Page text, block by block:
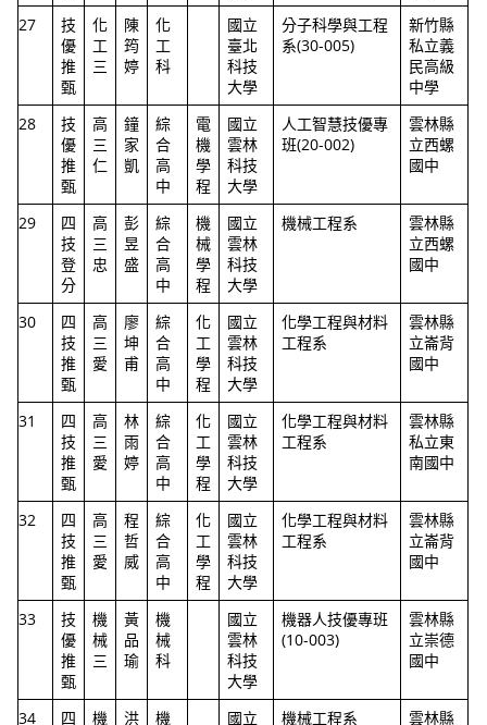
27
技
優
推
甄
化
工
三
陳
筠
婷
化
工
科
國立
臺北
科技
大學
分子科學與工程
系(30-005)
新竹縣
私立義
民高級
中學
28
技
優
推
甄
高
三
仁
鐘
家
凱
綜
合
高
中
電
機
學
程
國立
雲林
科技
大學
人工智慧技優專
班(20-002)
雲林縣
立西螺
國中
29
四
技
登
分
高
三
忠
彭
昱
盛
綜
合
高
中
機
械
學
程
國立
雲林
科技
大學
機械工程系
雲林縣
立西螺
國中
30
四
技
推
甄
高
三
愛
廖
坤
甫
綜
合
高
中
化
工
學
程
國立
雲林
科技
大學
化學工程與材料
工程系
雲林縣
立崙背
國中
31
四
技
推
甄
高
三
愛
林
雨
婷
綜
合
高
中
化
工
學
程
國立
雲林
科技
大學
化學工程與材料
工程系
雲林縣
私立東
南國中
32
四
技
推
甄
高
三
愛
程
哲
威
綜
合
高
中
化
工
學
程
國立
雲林
科技
大學
化學工程與材料
工程系
雲林縣
立崙背
國中
33
技
優
推
甄
機
械
三
黃
品
瑜
機
械
科
國立
雲林
科技
大學
機器人技優專班
(10-003)
雲林縣
立崇德
國中
34 四 機 洪 機 國立 機械工程系 雲林縣